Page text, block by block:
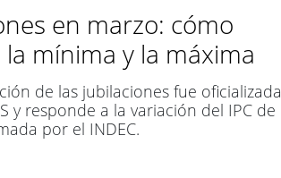
en marzo: cómo
mínima y la máxima
de las jubilaciones fue oficializada
y responde a la variación del IPC de
por el INDEC.